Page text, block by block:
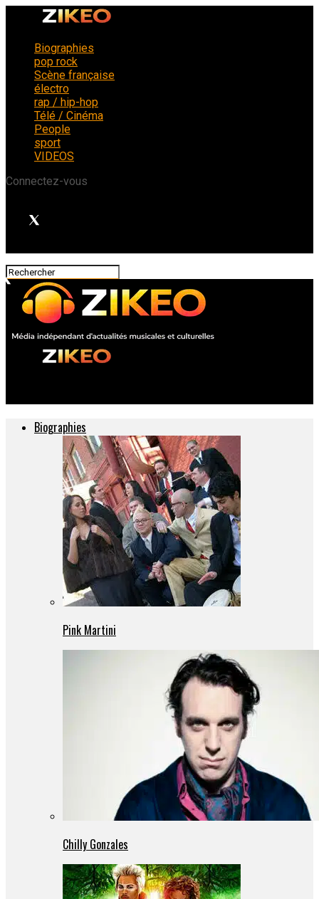
Biographies
pop rock
Scène française
électro
rap / hip-hop
Télé / Cinéma
People
sport
VIDEOS
Connectez-vous
Biographies
Pink Martini
Chilly Gonzales